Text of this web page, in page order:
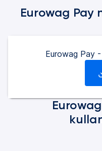
Eurowag Pay
Eurowag Pay -